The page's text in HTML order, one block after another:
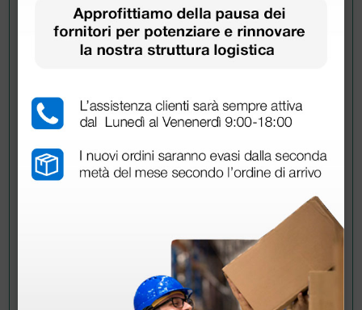
Hai ancora qualche dubbio? Vuoi ulteriori
informazioni?
Invia ora la tua domanda ai colleghi che hanno già
acquistato questo prodotto.
Invia la tua domanda